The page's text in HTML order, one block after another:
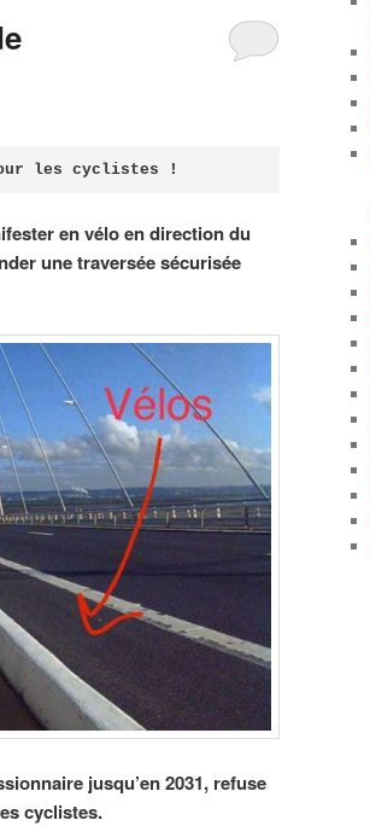
les cyclistes !
en vélo en direction du
une traversée sécurisée
jusqu’en 2031, refuse
cyclistes.